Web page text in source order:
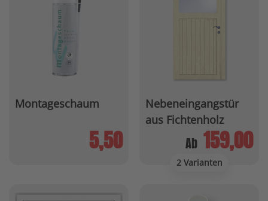
Montageschaum
5,50
Nebeneingangstür
aus Fichtenholz
2 Varianten
Ab 159,00